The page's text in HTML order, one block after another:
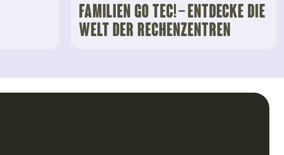
Familien go tec! – Entdecke die
Welt der Rechenzentren